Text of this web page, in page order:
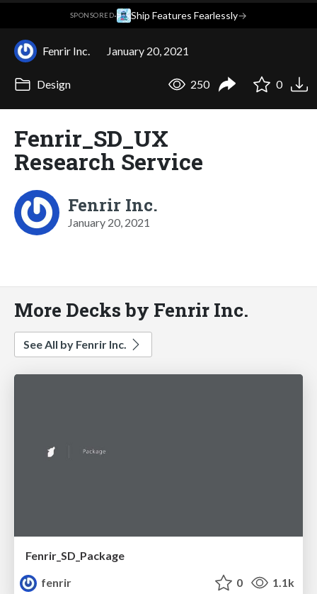
SPONSORED· Ship Features Fearlessly→
Fenrir Inc. January 20, 2021
Design 250 0
Fenrir_SD_UX
Research Service
Fenrir Inc.
January 20, 2021
More Decks by Fenrir Inc.
See All by Fenrir Inc.
Fenrir_SD_Package
fenrir
0 1.1k